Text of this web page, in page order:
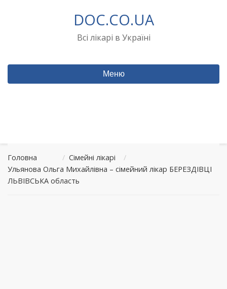
DOC.CO.UA
Всі лікарі в Україні
Меню
Головна / Сімейні лікарі
/
Ульянова Ольга Михайлівна – сімейний лікар БЕРЕЗДІВЦІ
ЛЬВІВСЬКА область